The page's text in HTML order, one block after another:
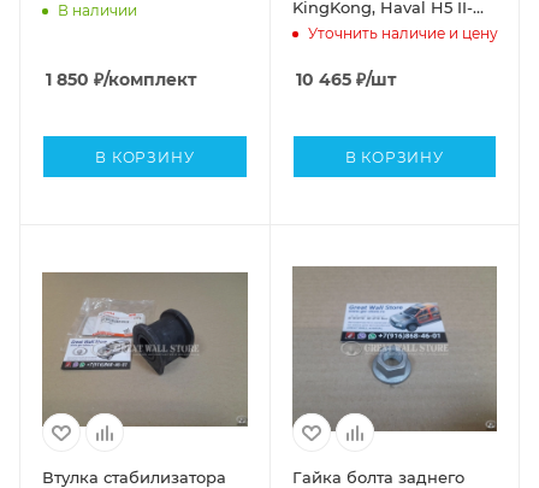
В наличии
1 850 ₽/комплект
В КОРЗИНУ
KingKong, Haval H5 II-
поколение, Tank 300
Уточнить наличие и цену
10 465₽/шт
В КОРЗИНУ
Втулка стабилизатора
Гайка болта заднего